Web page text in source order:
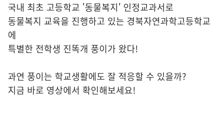
국내 최초 고등학교 '동물복지' 인정교과서로
동물복지 교육을 진행하고 있는 경북자연과학고등학교
에
특별한 전학생 진똑개 풍이가 왔다!
과연 풍이는 학교생활에도 잘 적응할 수 있을까?
지금 바로 영상에서 확인해보세요!